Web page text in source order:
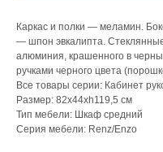
Каркас и полки — меламин.
— шпон эвкалипта.
алюминия, крашенного в
ручками черного цвета
Все товары серии: Кабинет
Размер: 82x44xh119,5 см
Тип мебели: Шкаф средний
Серия мебели: Renz/Enzo